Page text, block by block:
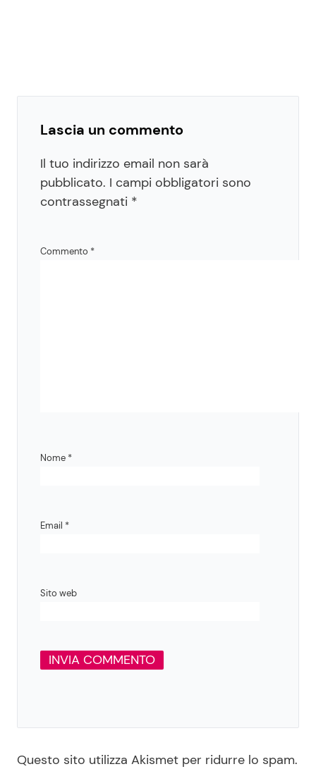
Lascia un commento
Il tuo indirizzo email non sarà
pubblicato. I campi obbligatori sono
contrassegnati *
Commento *
Nome *
Email *
Sito web
Questo sito utilizza Akismet per ridurre lo spam.